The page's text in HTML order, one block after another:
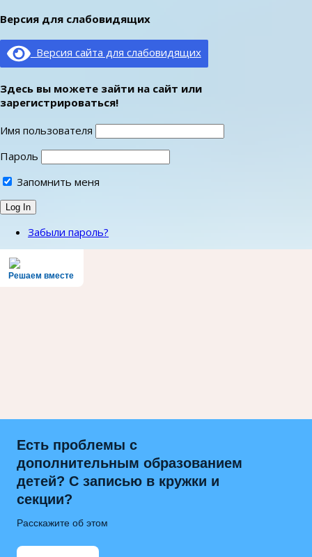
Версия для слабовидящих
Версия сайта для слабовидящих
Здесь вы можете зайти на сайт или
зарегистрироваться!
Имя пользователя
Пароль
Запомнить меня
Забыли пароль?
Решаем вместе
Есть проблемы с
дополнительным образованием
детей? С записью в кружки и
секции?
Расскажите об этом